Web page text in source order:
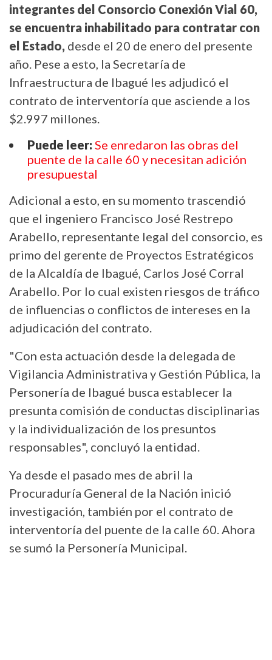
integrantes del Consorcio Conexión Vial 60,
se encuentra inhabilitado para contratar con
el Estado, desde el 20 de enero del presente
año. Pese a esto, la Secretaría de
Infraestructura de Ibagué les adjudicó el
contrato de interventoría que asciende a los
$2.997 millones.
Puede leer:Se enredaron las obras del
puente de la calle 60 y necesitan adición
presupuestal
Adicional a esto, en su momento trascendió
que el ingeniero Francisco José Restrepo
Arabello, representante legal del consorcio, es
primo del gerente de Proyectos Estratégicos
de la Alcaldía de Ibagué, Carlos José Corral
Arabello. Por lo cual existen riesgos de tráfico
de influencias o conflictos de intereses en la
adjudicación del contrato.
"Con esta actuación desde la delegada de
Vigilancia Administrativa y Gestión Pública, la
Personería de Ibagué busca establecer la
presunta comisión de conductas disciplinarias
y la individualización de los presuntos
responsables", concluyó la entidad.
Ya desde el pasado mes de abril la
Procuraduría General de la Nación inició
investigación, también por el contrato de
interventoría del puente de la calle 60. Ahora
se sumó la Personería Municipal.